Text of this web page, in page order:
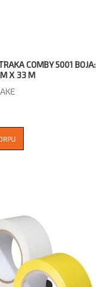
COMBY 5001 BOJA:
X 33 M